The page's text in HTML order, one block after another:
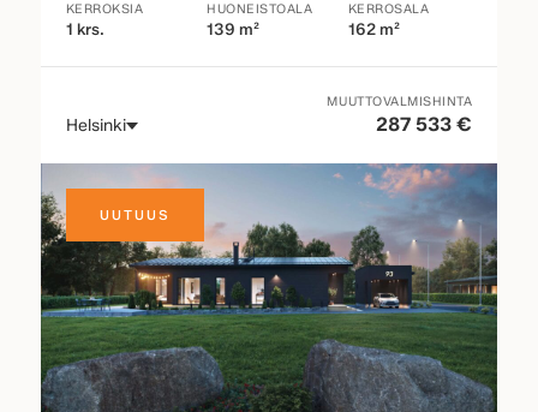
KERROKSIA
1 krs.
HUONEISTOALA
139 m²
KERROSALA
162 m²
Helsinki
MUUTTOVALMISHINTA
287 533 €
UUTUUS